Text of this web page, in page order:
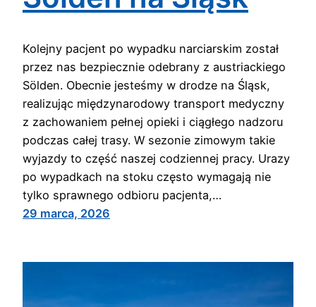
Kolejny pacjent po wypadku narciarskim został
przez nas bezpiecznie odebrany z austriackiego
Sölden. Obecnie jesteśmy w drodze na Śląsk,
realizując międzynarodowy transport medyczny
z zachowaniem pełnej opieki i ciągłego nadzoru
podczas całej trasy. W sezonie zimowym takie
wyjazdy to część naszej codziennej pracy. Urazy
po wypadkach na stoku często wymagają nie
tylko sprawnego odbioru pacjenta,…
29 marca, 2026